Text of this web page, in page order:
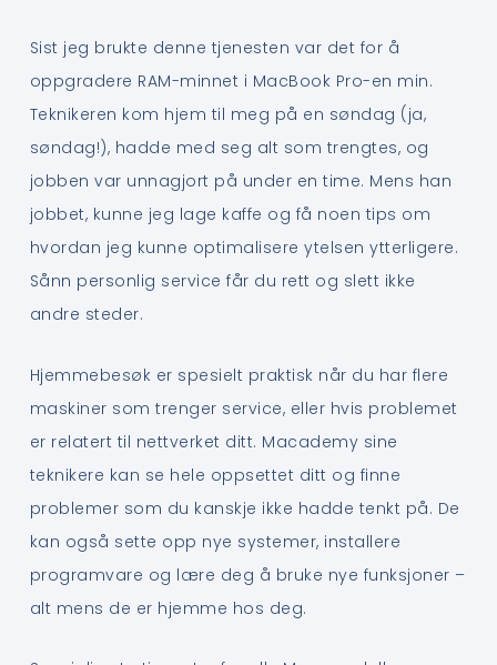
Sist jeg brukte denne tjenesten var det for å
oppgradere RAM-minnet i MacBook Pro-en min.
Teknikeren kom hjem til meg på en søndag (ja,
søndag!), hadde med seg alt som trengtes, og
jobben var unnagjort på under en time. Mens han
jobbet, kunne jeg lage kaffe og få noen tips om
hvordan jeg kunne optimalisere ytelsen ytterligere.
Sånn personlig service får du rett og slett ikke
andre steder.
Hjemmebesøk er spesielt praktisk når du har flere
maskiner som trenger service, eller hvis problemet
er relatert til nettverket ditt. Macademy sine
teknikere kan se hele oppsettet ditt og finne
problemer som du kanskje ikke hadde tenkt på. De
kan også sette opp nye systemer, installere
programvare og lære deg å bruke nye funksjoner –
alt mens de er hjemme hos deg.